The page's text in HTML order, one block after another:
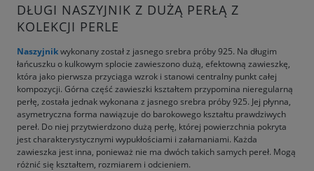
DŁUGI NASZYJNIK Z DUŻĄ PERŁĄ Z
KOLEKCJI PERLE
Naszyjnikwykonany został z jasnego srebra próby 925. Na długim
łańcuszku o kulkowym splocie zawieszono dużą, efektowną zawieszkę,
która jako pierwsza przyciąga wzrok i stanowi centralny punkt całej
kompozycji. Górna część zawieszki kształtem przypomina nieregularną
perłę, została jednak wykonana z jasnego srebra próby 925. Jej płynna,
asymetryczna forma nawiązuje do barokowego kształtu prawdziwych
pereł. Do niej przytwierdzono dużą perłę, której powierzchnia pokryta
jest charakterystycznymi wypukłościami i załamaniami. Każda
zawieszka jest inna, ponieważ nie ma dwóch takich samych pereł. Mogą
różnić się kształtem, rozmiarem i odcieniem.